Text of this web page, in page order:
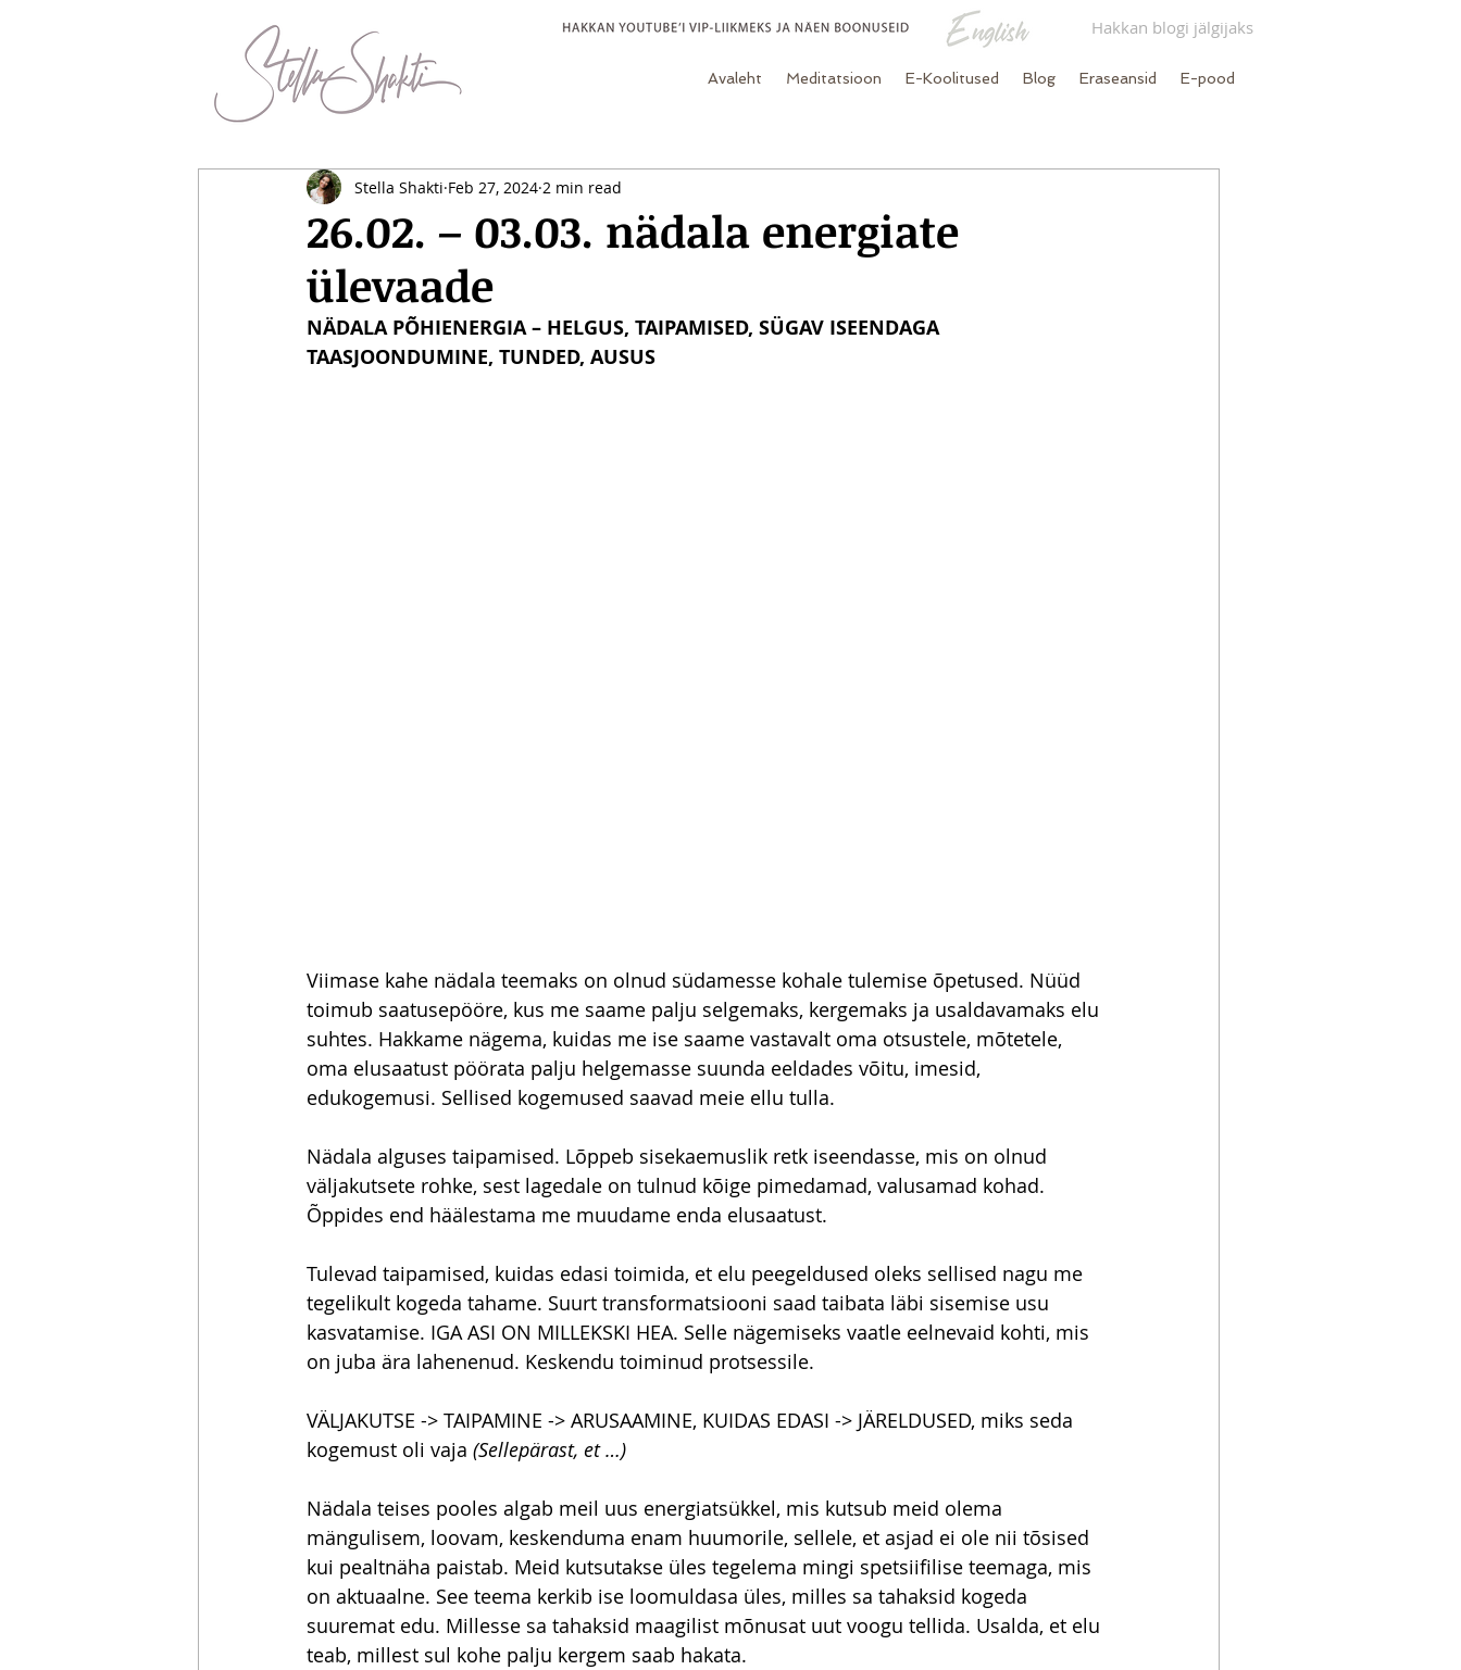
Hakkan blogi jälgijaks
Avaleht Meditatsioon E-Koolitused Blog Eraseansid E-pood
26.02. – 03.03. nädala energiate
ülevaade
Stella Shakti Feb 27, 2024 2 min read
NÄDALA PÕHIENERGIA – HELGUS, TAIPAMISED, SÜGAV ISEENDAGA
TAASJOONDUMINE, TUNDED, AUSUS
Viimase kahe nädala teemaks on olnud südamesse kohale tulemise õpetused. Nüüd
toimub saatusepööre, kus me saame palju selgemaks, kergemaks ja usaldavamaks elu
suhtes. Hakkame nägema, kuidas me ise saame vastavalt oma otsustele, mõtetele,
oma elusaatust pöörata palju helgemasse suunda eeldades võitu, imesid,
edukogemusi. Sellised kogemused saavad meie ellu tulla.
Nädala alguses taipamised. Lõppeb sisekaemuslik retk iseendasse, mis on olnud
väljakutsete rohke, sest lagedale on tulnud kõige pimedamad, valusamad kohad.
Õppides end häälestama me muudame enda elusaatust.
Tulevad taipamised, kuidas edasi toimida, et elu peegeldused oleks sellised nagu me
tegelikult kogeda tahame. Suurt transformatsiooni saad taibata läbi sisemise usu
kasvatamise. IGA ASI ON MILLEKSKI HEA. Selle nägemiseks vaatle eelnevaid kohti, mis
on juba ära lahenenud. Keskendu toiminud protsessile.
VÄLJAKUTSE -> TAIPAMINE -> ARUSAAMINE, KUIDAS EDASI -> JÄRELDUSED, miks seda
kogemust oli vaja (Sellepärast, et …)
Nädala teises pooles algab meil uus energiatsükkel, mis kutsub meid olema
mängulisem, loovam, keskenduma enam huumorile, sellele, et asjad ei ole nii tõsised
kui pealtnäha paistab. Meid kutsutakse üles tegelema mingi spetsiifilise teemaga, mis
on aktuaalne. See teema kerkib ise loomuldasa üles, milles sa tahaksid kogeda
suuremat edu. Millesse sa tahaksid maagilist mõnusat uut voogu tellida. Usalda, et elu
teab, millest sul kohe palju kergem saab hakata.